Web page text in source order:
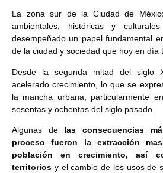
La zona sur de la Ciudad de
ambientales, históricas y
desempeñado un papel fundamental
de la ciudad y sociedad que hoy en día
Desde la segunda mitad del siglo
acelerado crecimiento, lo que se
la mancha urbana, particularmente
sesentas y ochentas del siglo pasado.
Algunas de las consecuencias
proceso fueron la extracción
población en crecimiento, así
territorios y el cambio de los usos de